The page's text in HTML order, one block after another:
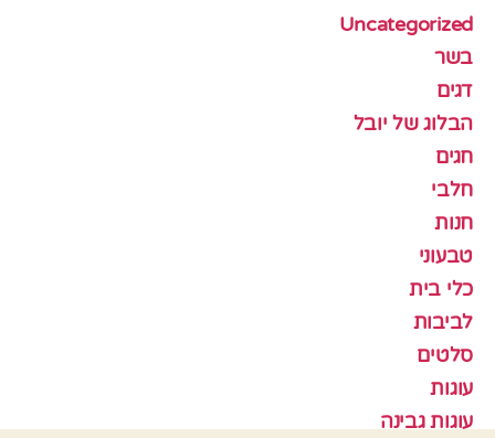
Uncategorized
בשר
דגים
הבלוג של יובל
חגים
חלבי
חנות
טבעוני
כלי בית
לביבות
סלטים
עוגות
עוגות גבינה